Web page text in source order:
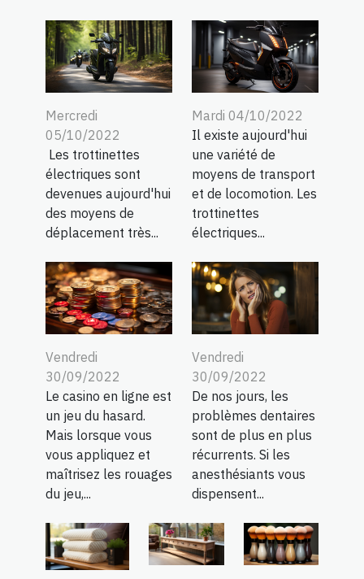
Mercredi
05/10/2022
Les trottinettes
électriques sont
devenues aujourd'hui
des moyens de
déplacement très...
Mardi 04/10/2022
Il existe aujourd'hui
une variété de
moyens de transport
et de locomotion. Les
trottinettes
électriques...
Vendredi
30/09/2022
Le casino en ligne est
un jeu du hasard.
Mais lorsque vous
vous appliquez et
maîtrisez les rouages
du jeu,...
Vendredi
30/09/2022
De nos jours, les
problèmes dentaires
sont de plus en plus
récurrents. Si les
anesthésiants vous
dispensent...